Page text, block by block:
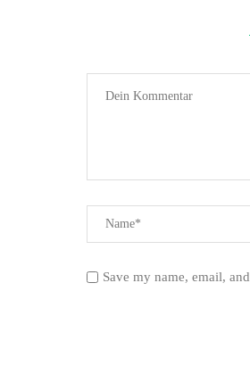
Save my name, email,